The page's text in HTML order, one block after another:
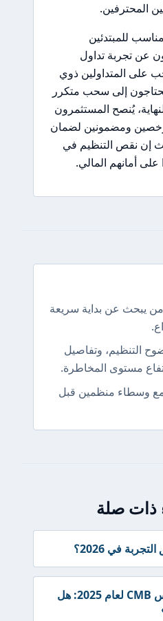
المحترفين.
توصيتنا هي أن MGM مناسب للمبتدئين
عن تجربة تداول
على المتداولين ذوي
يحتاجون إلى سحب متكرر
يُنصح المستثمرون
ومضمونين لضمان
إن نقص التنظيم في
يبحث عن بداية سريعة
التنظيم، وتفاصيل
مستوى المخاطرة.
مع وسطاء منظمين قبل
ذات صلة
مراجعة وسيط الفوركس CMB لعام 2025: هل